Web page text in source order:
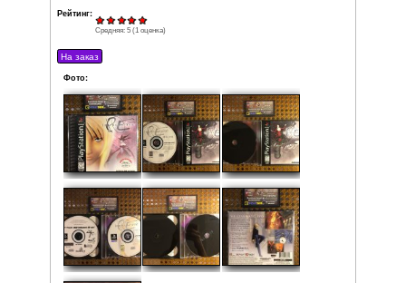
Product ID: SLUS-00662 / SLUS-00668
Дата выпуска: 1998
Жанр: Role-Playing / Action RPG
Кол-во игроков: 1
Состояние: Очень хорошее (рабочая поверхность
царапин)
Локализация: Английская версия
Комплектация:
• Коробка
• Мануал
• 2 диска
• Демо-диск Collector's CD vol.1
Рейтинг:
Средняя:5 (1оценка)